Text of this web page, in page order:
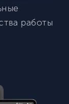
работы